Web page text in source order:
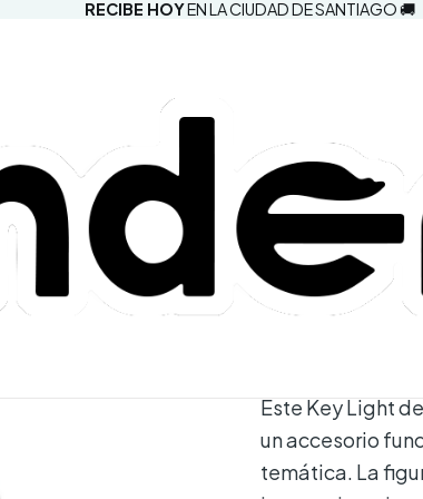
RECIBE HOYEN LA CIUDAD DE SANTIAGO 🚚
Agregar
Mostrar
Este Key Light
un accesorio
temática. La